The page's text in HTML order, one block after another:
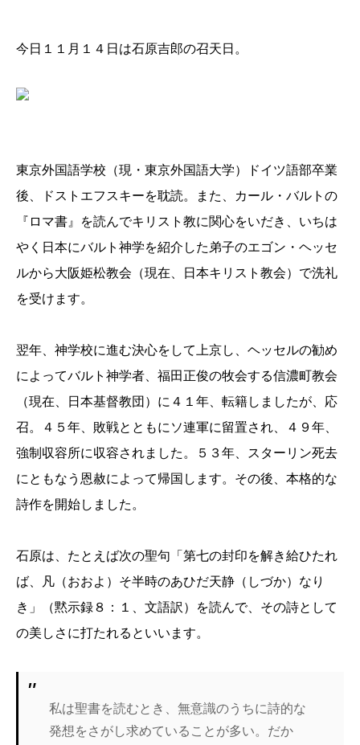
今日１１月１４日は石原吉郎の召天日。
東京外国語学校（現・東京外国語大学）ドイツ語部卒業
後、ドストエフスキーを耽読。また、カール・バルトの
『ロマ書』を読んでキリスト教に関心をいだき、いちは
やく日本にバルト神学を紹介した弟子のエゴン・ヘッセ
ルから大阪姫松教会（現在、日本キリスト教会）で洗礼
を受けます。
翌年、神学校に進む決心をして上京し、ヘッセルの勧め
によってバルト神学者、福田正俊の牧会する信濃町教会
（現在、日本基督教団）に４１年、転籍しましたが、応
召。４５年、敗戦とともにソ連軍に留置され、４９年、
強制収容所に収容されました。５３年、スターリン死去
にともなう恩赦によって帰国します。その後、本格的な
詩作を開始しました。
石原は、たとえば次の聖句「第七の封印を解き給ひたれ
ば、凡（おおよ）そ半時のあひだ天静（しづか）なり
き」（黙示録８：１、文語訳）を読んで、その詩として
の美しさに打たれるといいます。
私は聖書を読むとき、無意識のうちに詩的な
発想をさがし求めていることが多い。だか